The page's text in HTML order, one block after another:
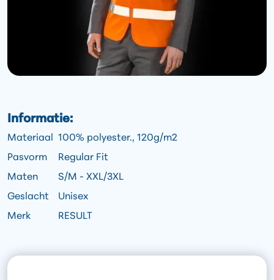
Informatie:
Materiaal
100% polyester., 120g/m2
Pasvorm
Regular Fit
Maten
S/M - XXL/3XL
Geslacht
Unisex
Merk
RESULT